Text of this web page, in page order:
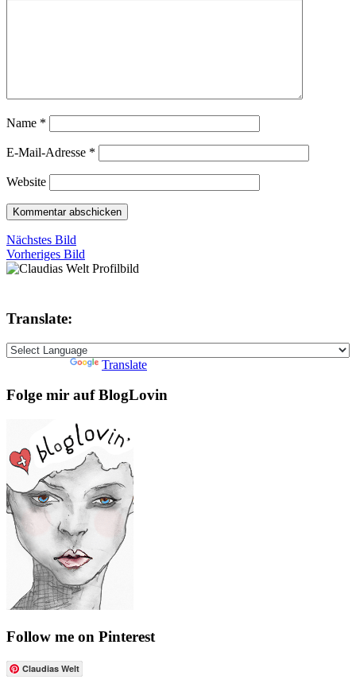
Name *
E-Mail-Adresse *
Website
Nächstes Bild
Vorheriges Bild
Translate:
Translate
Folge mir auf BlogLovin
Follow me on Pinterest
Claudias Welt